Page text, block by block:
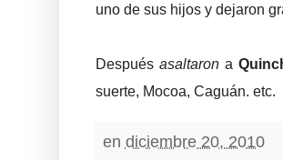
uno de sus hijos y dejaron
Después asaltarona
suerte, Mocoa, Caguán. etc.
en diciembre 20, 2010